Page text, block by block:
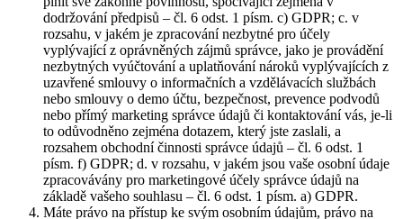
dodržování předpisů – čl. 6 odst. 1 písm. c) GDPR; c. v
rozsahu, v jakém je zpracování nezbytné pro účely
vyplývající z oprávněných zájmů správce, jako je provádění
nezbytných vyúčtování a uplatňování nároků vyplývajících z
uzavřené smlouvy o informačních a vzdělávacích službách
nebo smlouvy o demo účtu, bezpečnost, prevence podvodů
nebo přímý marketing správce údajů či kontaktování vás, je-li
to odůvodněno zejména dotazem, který jste zaslali, a
rozsahem obchodní činnosti správce údajů – čl. 6 odst. 1
písm. f) GDPR; d. v rozsahu, v jakém jsou vaše osobní údaje
zpracovávány pro marketingové účely správce údajů na
základě vašeho souhlasu – čl. 6 odst. 1 písm. a) GDPR.
Máte právo na přístup ke svým osobním údajům, právo na